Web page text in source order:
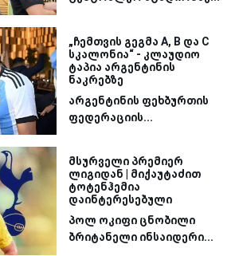
„ჩემთვის გეგმა A, B და C
სკალონია“ - კლაუდიო
ტაპია არგენტინის
ნაკრებზე
არგენტინის ფეხბურთის
ფედერაციის...
მსურველი პრემიერ
ლიგიდან | მიქაუტაძით
ტოტენჰემია
დაინტერესებული
პოლ ოკიფი ცნობილი
ბრიტანელი ინსაიდერი...